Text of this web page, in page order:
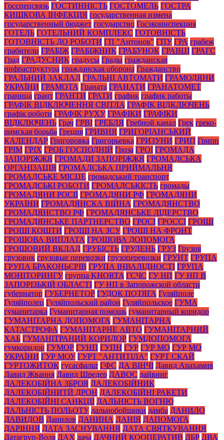
Госспецсвязь ГОСТИННІСТЬ ГОСТОМЕЛЬ ГОСТРА
КИШКОВА ІНФЕКЦІЯ государственная измена
государственный бюджет государство Госэкоинспекция
ГОТЕЛЬ ГОТЕЛЬНИЙ КОМПЛЕКС ГОТОВНІСТЬ
ГОТОВНІСТЬ ДО РОБОТИ ГП "Антонов" ГПУ ГРА грабеж
грабители ГРАБІЖ ГРАБІЖНИК ГРАБУНОК ГРАВЦІ ГРАГС
Град ГРАДУСНИК градусы Грады гражданская
инфраструктура гражданская оборона Гражданство
ГРАЛЬНИЙ ЗАКЛАД ГРАЛЬНІ АВТОМАТИ ГРАМОДЯНИ
УКРАЇНИ ГРАМОТА Граната ГРАНАТИ ГРАНАТОМЕТ
граница грант ГРАНТИ ГРАТИ график график работы
ГРАФІК ВІДКЛЮЧЕННЯ СВІТЛА ГРАФІК ВІДКЛЮЧЕНЬ
графік роботи ГРАФІК РУХУ ГРАФІКИ ГРАФІКИ
ВІДКЛЮЧЕНЬ Грач ГРВІ ГРЕБЛЯ Гребной канал Грек греко-
римская борьба Греция ГРИВНЯ ГРИГОРІАНСЬКИЙ
КАЛЕНДАР Григоровка Григорьевка ГРИЗУНИ ГРИП Грипп
ГРІМ ГРІХ ГРОБ ГОСПОДНІЙ Гроза ГРОІ ГРОМАДА
ЗАПОРІЖЖЯ ГРОМАДИ ЗАПОРІЖЖЯ ГРОМАДСЬКА
ОРГАНІЗАЦІЯ ГРОМАДСЬКА ПРИЙМАЛЬНЯ
ГРОМАДСЬКЕ МІСЦЕ громадський транспорт
ГРОМАДСЬКІ РОБОТИ ГРОМАДСЬКІСТЬ громады
ГРОМАДЯНИ РОСІЇ ГРОМАДЯНИ РФ ГРОМАДЯНИ
УКРАЇНИ ГРОМАДЯНСКА ВІЙНА ГРОМАДЯНСТВО
ГРОМАДЯНСТВО РФ ГРОМАДЯНСЬКЕ ЛІДЕРСТВО
ГРОМАДЯНСЬКЕ ПАРТНЕРСТВО ГРОСІ ГРОССІ ГРОШІ
ГРОШІ КОШТИ ГРОШІ НА ЗСУ ГРОШІ НА ФРОНТ
ГРОШОВА ВИПЛАТА ГРОШОВА ДОПОМОГА
ГРОШОВИЙ ВКЛАД ГРУБІСТЬ ГРУДЕНЬ ГРУЗ Грузия
грузовик грузовые перевозки грузоперевозки ГРУНТ ГРУПА
ГРУПА БРАКОНЬЄРІВ ГРУПА ІНВАЛІДНОСТІ ГРУПА
МОНІТОРИНГУ группа KHORTA ГСЧС ГУ НП ГУ НП В
ЗАПОРІЗЬКІЙ ОБЛАСТІ ГУ НП в Запорожской области
губернатор ГУБЕРНЕТОР ГУДОК ПОТЯГА Гуляйполе
Гуляйполец Гуляйпольский район Гуляйпольское ГУМА
гуманитарка Гуманитарная помощь гуманитарный коридор
ГУМАНІТАРНА ДОПОМОГА ГУМАНІТАРНА
КАТАСТРОФА ГУМАНІТАРНЕ АВТО ГУМАНІТАРНИЙ
ХАБ ГУМАНІТРАНИЙ КОРИДОР ГУМДОПОМОГА
гумкоридор ГУМОР ГУНП ГУПН ГУР ГУР МО ГУР МО
УКРАЇНИ ГУР МОУ ГУРТ "АНТИТІЛА" ГУРТ СКАЙ
ГУРТОЖИТОК гусасфальт ГФС ДА ВІНЧІ Давид Арахамия
Давид Жвания Давид Шредер ДАВОС дайвинг
ДАЛЕКОБІЙНА ЗБРОЯ ДАЛЕКОБІЙНИК
ДАЛЕКОБІЙНИТЙ ДРОН ДАЛЕКОБІЙНІ РАКЕТИ
ДАЛЕКОБІЙНІ САНКЦІЇ ДАЛЬНІСТЬ ВОГНЮ
ДАЛЬНІСТЬ ПОЛЬОТУ дальнобойщики дамба ДАНИЛО
ДАВИДОВ Данилов ДАНИНА ДАНІЯ ДАПОМОГА
ДАРІННЯ ДАТА ЗАСНУВАННЯ ДАТА СВЯТКУВАННЯ
Датагруп-Воля ДАХ дача ДАЧНИЙ КООПЕРАТИВ ДБР ДВА